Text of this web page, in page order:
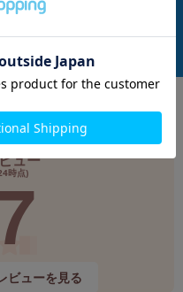
5,980
ュー
時点)
ビューを見る